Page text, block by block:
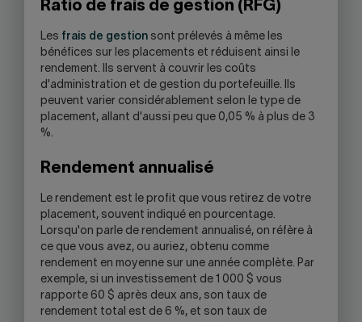
Ratio de frais de gestion (RFG)
Les frais de gestion sont prélevés à même les
bénéfices sur les placements et réduisent ainsi le
rendement. Ils servent à couvrir les coûts
d'administration et de gestion du portefeuille. Ils
peuvent varier considérablement selon le type de
placement, allant d'aussi peu que 0,05 % à plus de 3
%.
Rendement annualisé
Le rendement est le profit que vous retirez de votre
placement, souvent indiqué en pourcentage.
Lorsqu'on parle de rendement annualisé, on réfère à
ce que vous avez, ou auriez, obtenu comme
rendement en moyenne sur une année complète. Par
exemple, si un investissement de 1 000 $ vous
rapporte 60 $ après deux ans, son taux de
rendement total est de 6 %, et son taux de